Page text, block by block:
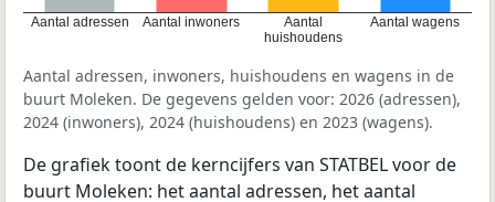
Aantal adressen Aantal inwoners
Aantal
huishoudens
Aantal wagens
Aantal adressen, inwoners, huishoudens en wagens in de
buurt Moleken. De gegevens gelden voor: 2026 (adressen),
2024 (inwoners), 2024 (huishoudens) en 2023 (wagens).
De grafiek toont de kerncijfers van STATBEL voor de
buurt Moleken: het aantal adressen, het aantal